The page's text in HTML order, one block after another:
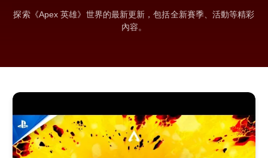
探索《Apex 英雄》世界的最新更新，包括全新賽季、活動等精彩
內容。